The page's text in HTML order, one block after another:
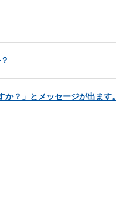
？」とメッセージが出ます。